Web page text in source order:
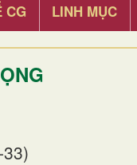
CG LINH MỤC